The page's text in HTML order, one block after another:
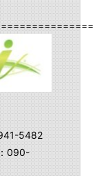
5482
090-